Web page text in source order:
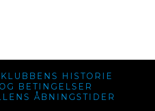
KLUBBENS HISTORIE
BETINGELSER
ÅBNINGSTIDER